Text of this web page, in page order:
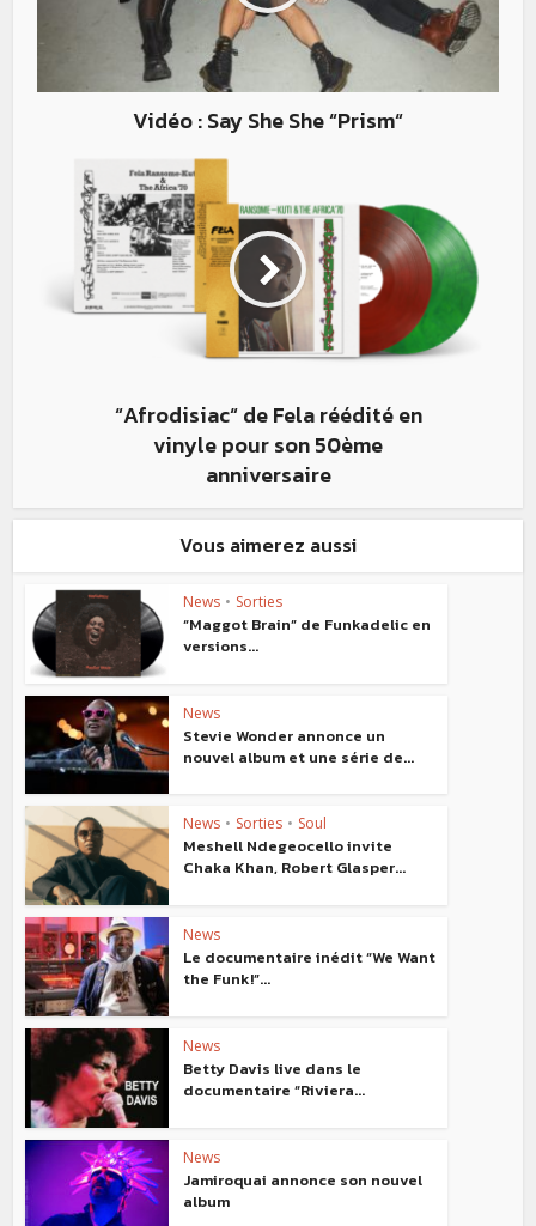
Vidéo : Say She She “Prism“
“Afrodisiac“ de Fela réédité en
vinyle pour son 50ème
anniversaire
Vous aimerez aussi
News • Sorties
“Maggot Brain” de Funkadelic en
versions...
News
Stevie Wonder annonce un
nouvel album et une série de...
News • Sorties • Soul
Meshell Ndegeocello invite
Chaka Khan, Robert Glasper...
News
Le documentaire inédit “We Want
the Funk!”...
News
Betty Davis live dans le
documentaire “Riviera...
News
Jamiroquai annonce son nouvel
album